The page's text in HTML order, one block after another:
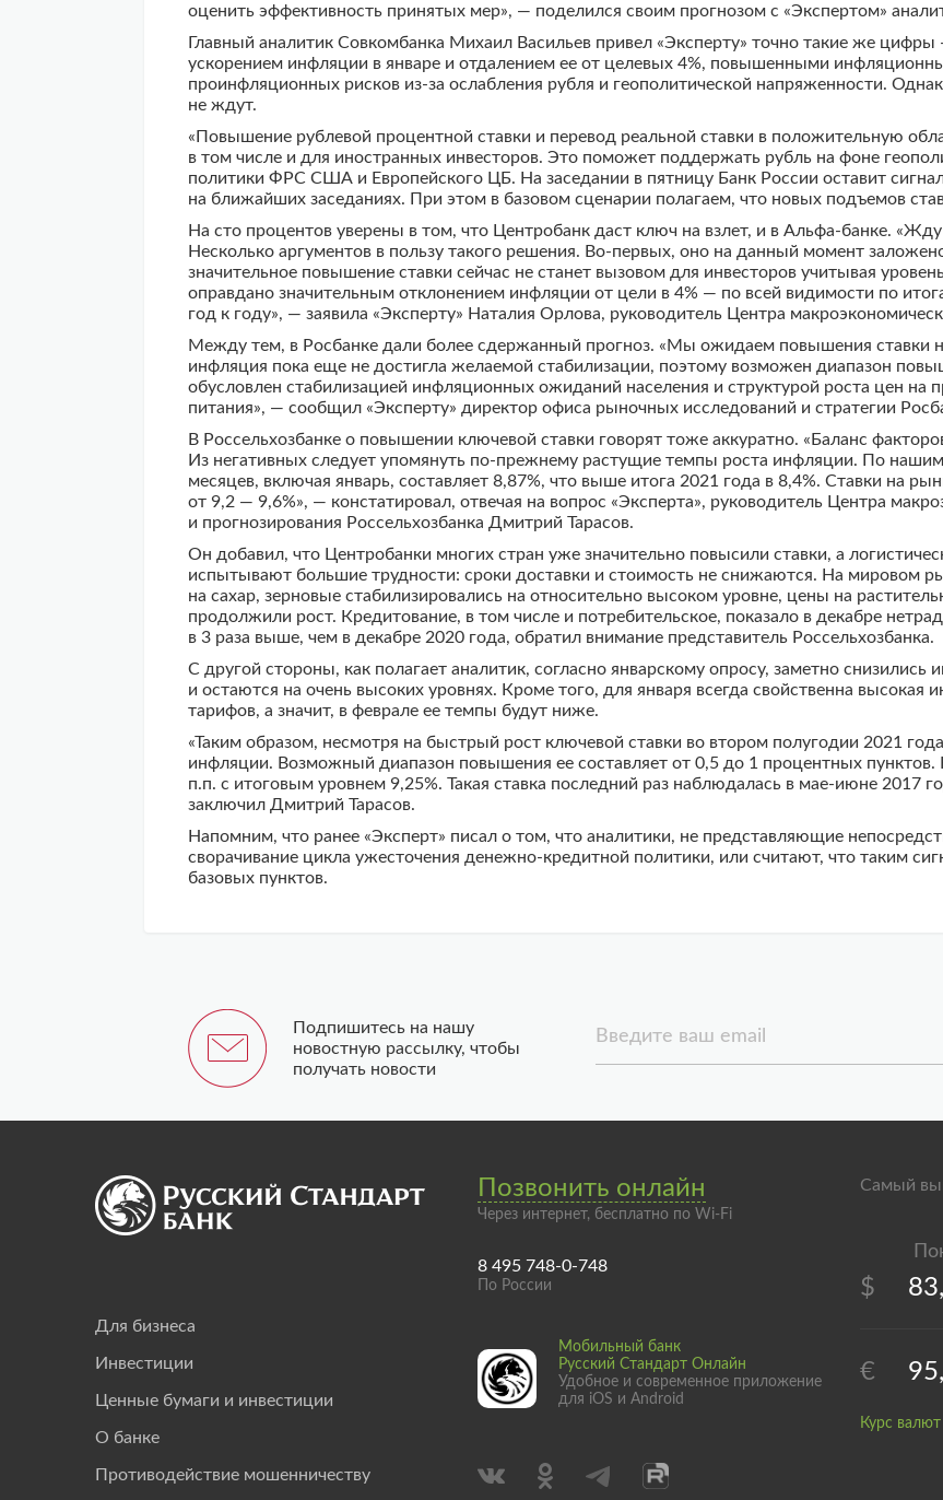
оценить эффективность принятых мер», — поделился своим прогнозом с «Экспертом»
Главный аналитик Совкомбанка Михаил Васильев привел «Эксперту» точно такие же
ускорением инфляции в январе и отдалением ее от целевых 4%, повышенными
проинфляционных рисков из-за ослабления рубля и геополитической напряженности.
не ждут.
«Повышение рублевой процентной ставки и перевод реальной ставки в положительную
в том числе и для иностранных инвесторов. Это поможет поддержать рубль на фоне
политики ФРС США и Европейского ЦБ. На заседании в пятницу Банк России оставит
на ближайших заседаниях. При этом в базовом сценарии полагаем, что новых подъемов
На сто процентов уверены в том, что Центробанк даст ключ на взлет, и в Альфа-банке.
Несколько аргументов в пользу такого решения. Во-первых, оно на данный момент
значительное повышение ставки сейчас не станет вызовом для инвесторов учитывая
оправдано значительным отклонением инфляции от цели в 4% — по всей видимости по
год к году», — заявила «Эксперту» Наталия Орлова, руководитель Центра
Между тем, в Росбанке дали более сдержанный прогноз. «Мы ожидаем повышения ставки
инфляция пока еще не достигла желаемой стабилизации, поэтому возможен диапазон
обусловлен стабилизацией инфляционных ожиданий населения и структурой роста цен на
питания», — сообщил «Эксперту» директор офиса рыночных исследований и стратегии
В Россельхозбанке о повышении ключевой ставки говорят тоже аккуратно. «Баланс
Из негативных следует упомянуть по-прежнему растущие темпы роста инфляции. По
месяцев, включая январь, составляет 8,87%, что выше итога 2021 года в 8,4%. Ставки на
от 9,2 — 9,6%», — констатировал, отвечая на вопрос «Эксперта», руководитель Центра
и прогнозирования Россельхозбанка Дмитрий Тарасов.
Он добавил, что Центробанки многих стран уже значительно повысили ставки, а
испытывают большие трудности: сроки доставки и стоимость не снижаются. На мировом
на сахар, зерновые стабилизировались на относительно высоком уровне, цены на
продолжили рост. Кредитование, в том числе и потребительское, показало в декабре
в 3 раза выше, чем в декабре 2020 года, обратил внимание представитель Россельхозбанка.
С другой стороны, как полагает аналитик, согласно январскому опросу, заметно
и остаются на очень высоких уровнях. Кроме того, для января всегда свойственна высокая
тарифов, а значит, в феврале ее темпы будут ниже.
«Таким образом, несмотря на быстрый рост ключевой ставки во втором полугодии 2021
инфляции. Возможный диапазон повышения ее составляет от 0,5 до 1 процентных пунктов.
п.п. с итоговым уровнем 9,25%. Такая ставка последний раз наблюдалась в мае-июне 2017
заключил Дмитрий Тарасов.
Напомним, что ранее «Эксперт» писал о том, что аналитики, не представляющие
сворачивание цикла ужесточения денежно-кредитной политики, или считают, что таким
базовых пунктов.
Подпишитесь на нашу
новостную рассылку, чтобы
получать новости
Введите ваш email
Позвонить онлайн
Через интернет, бесплатно по Wi-Fi
8 495 748-0-748
По России
Для бизнеса
Инвестиции
Ценные бумаги и инвестиции
О банке
Противодействие мошенничеству
Мобильный банк
Русский Стандарт Онлайн
Удобное и современное приложение
для iOS и Android
Самый
$
€
Курс